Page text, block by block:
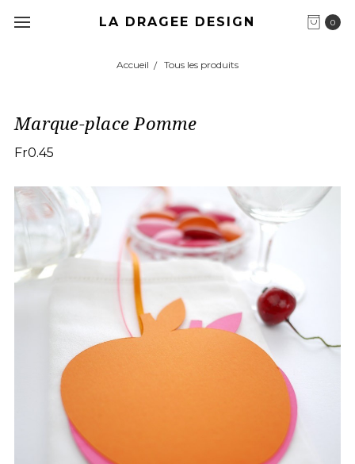
0
LA DRAGEE DESIGN
Accueil Tous les produits
Marque-place Pomme
Fr0.45